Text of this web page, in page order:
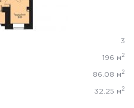
3
196 м 2
86.08 м 2
32.25 м 2